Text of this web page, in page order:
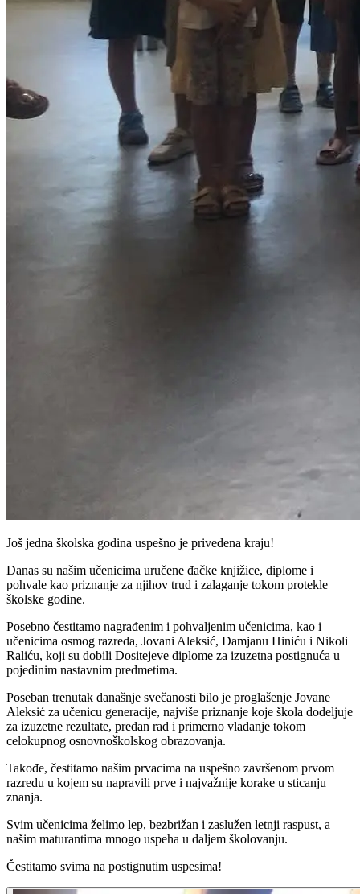
Još jedna školska godina uspešno je privedena kraju!
Danas su našim učenicima uručene đačke knjižice, diplome i
pohvale kao priznanje za njihov trud i zalaganje tokom protekle
školske godine.
Posebno čestitamo nagrađenim i pohvaljenim učenicima, kao i
učenicima osmog razreda, Jovani Aleksić, Damjanu Hiniću i Nikoli
Raliću, koji su dobili Dositejeve diplome za izuzetna postignuća u
pojedinim nastavnim predmetima.
Poseban trenutak današnje svečanosti bilo je proglašenje Jovane
Aleksić za učenicu generacije, najviše priznanje koje škola dodeljuje
za izuzetne rezultate, predan rad i primerno vladanje tokom
celokupnog osnovnoškolskog obrazovanja.
Takođe, čestitamo našim prvacima na uspešno završenom prvom
razredu u kojem su napravili prve i najvažnije korake u sticanju
znanja.
Svim učenicima želimo lep, bezbrižan i zaslužen letnji raspust, a
našim maturantima mnogo uspeha u daljem školovanju.
Čestitamo svima na postignutim uspesima!